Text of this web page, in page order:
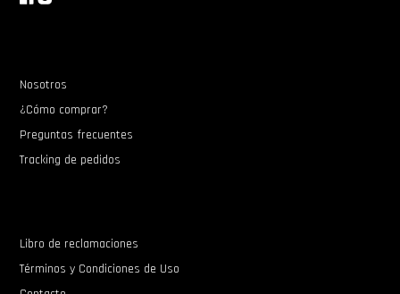
Nosotros
¿Cómo comprar?
Preguntas frecuentes
Tracking de pedidos
Libro de reclamaciones
Términos y Condiciones de Uso